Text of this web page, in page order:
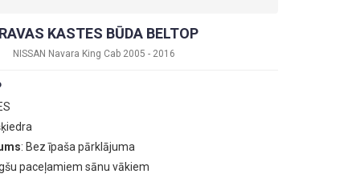
KASTES BŪDA BELTOP
NISSAN Navara King Cab 2005 - 2016
: Bez īpaša pārklājuma
paceļamiem sānu vākiem